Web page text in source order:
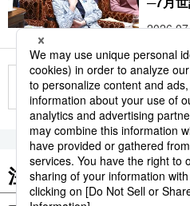
もっと見
注目のキーワード